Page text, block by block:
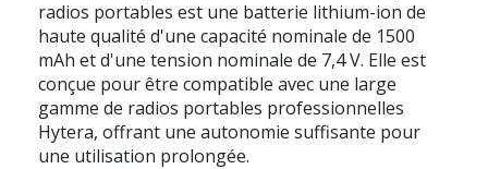
radios portables est une batterie lithium-ion de
haute qualité d'une capacité nominale de 1500
mAh et d'une tension nominale de 7,4 V. Elle est
conçue pour être compatible avec une large
gamme de radios portables professionnelles
Hytera, offrant une autonomie suffisante pour
une utilisation prolongée.